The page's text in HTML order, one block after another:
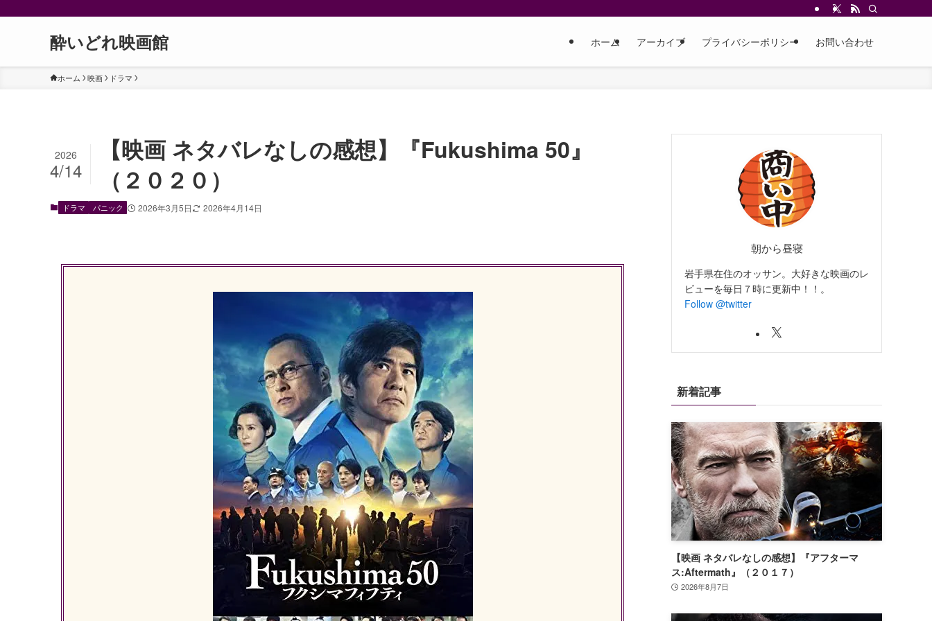
酔いどれ映画館 ホーム アーカイブ プライバシーポリシー お問い合わせ
ホーム 映画 ドラマ
【映画 ネタバレなしの感想】『Fukushima 50』
（２０２０）
2026
4/14
ドラマ パニック 2026年3月5日 2026年4月14日
朝から昼寝
岩手県在住のオッサン。大好きな映画のレ
ビューを毎日７時に更新中！！。
Follow @twitter
新着記事
【映画 ネタバレなしの感想】『アフターマ
ス:Aftermath』（２０１７）
2026年8月7日